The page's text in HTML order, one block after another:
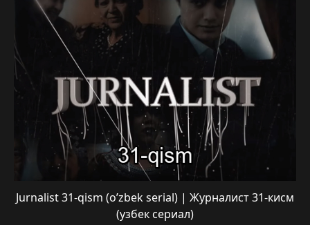
Jurnalist 31-qism (o’zbek serial) | Журналист 31-кисм
(узбек сериал)